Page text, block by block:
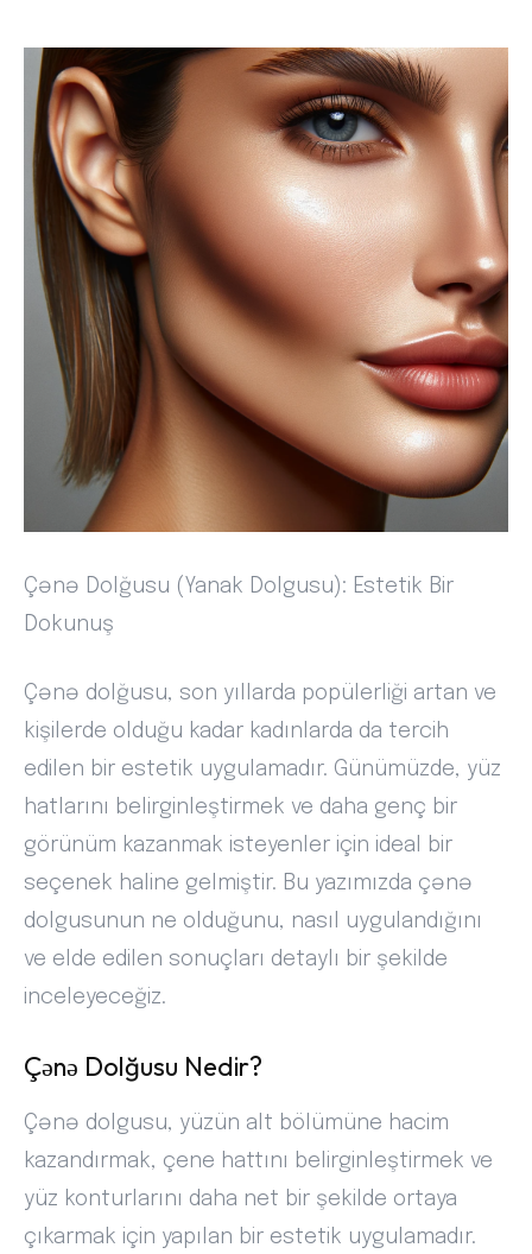
Çənə Dolğusu (Yanak Dolgusu): Estetik Bir
Dokunuş
Çənə dolğusu, son yıllarda popülerliği artan ve
kişilerde olduğu kadar kadınlarda da tercih
edilen bir estetik uygulamadır. Günümüzde, yüz
hatlarını belirginleştirmek ve daha genç bir
görünüm kazanmak isteyenler için ideal bir
seçenek haline gelmiştir. Bu yazımızda çənə
dolgusunun ne olduğunu, nasıl uygulandığını
ve elde edilen sonuçları detaylı bir şekilde
inceleyeceğiz.
Çənə Dolğusu Nedir?
Çənə dolgusu, yüzün alt bölümüne hacim
kazandırmak, çene hattını belirginleştirmek ve
yüz konturlarını daha net bir şekilde ortaya
çıkarmak için yapılan bir estetik uygulamadır.